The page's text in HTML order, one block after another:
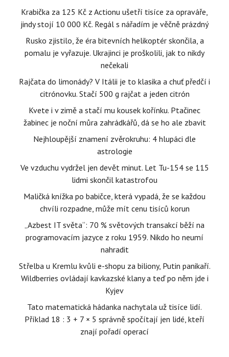
Krabička za 125 Kč z Actionu ušetří tisíce za opraváře,
jindy stojí 10 000 Kč. Regál s nářadím je věčně prázdný
Rusko zjistilo, že éra bitevních helikoptér skončila, a
pomalu je vyřazuje. Ukrajinci je proškolili, jak to nikdy
nečekali
Rajčata do limonády? V Itálii je to klasika a chuť předčí i
citrónovku. Stačí 500 g rajčat a jeden citrón
Kvete i v zimě a stačí mu kousek kořínku. Ptačinec
žabinec je noční můra zahrádkářů, dá se ho ale zbavit
Nejhloupější znamení zvěrokruhu: 4 hlupáci dle
astrologie
Ve vzduchu vydržel jen devět minut. Let Tu-154 se 115
lidmi skončil katastrofou
Maličká knížka po babičce, která vypadá, že se každou
chvíli rozpadne, může mít cenu tisíců korun
„Azbest IT světa“: 70 % světových transakcí běží na
programovacím jazyce z roku 1959. Nikdo ho neumí
nahradit
Střelba u Kremlu kvůli e-shopu za biliony, Putin panikaří.
Wildberries ovládají kavkazské klany a teď po něm jde i
Kyjev
Tato matematická hádanka nachytala už tisíce lidí.
Příklad 18 : 3 + 7 × 5 správně spočítají jen lidé, kteří
znají pořadí operací